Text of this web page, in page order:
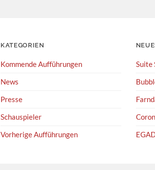
KATEGORIEN
Kommende Aufführungen
News
Presse
Schauspieler
Vorherige Aufführungen
Suite